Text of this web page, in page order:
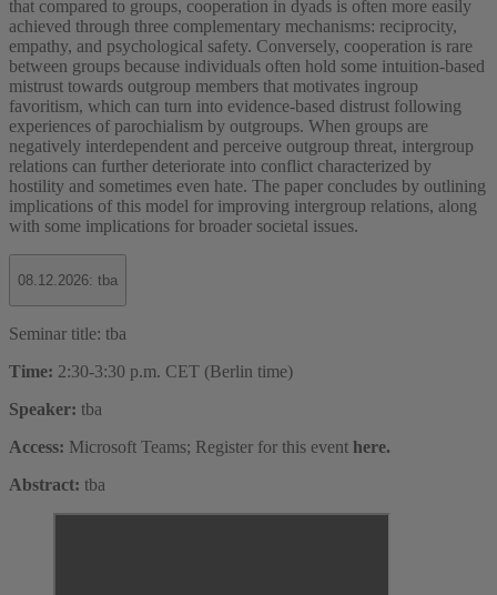
that compared to groups, cooperation in dyads is often more easily
achieved through three complementary mechanisms: reciprocity,
empathy, and psychological safety. Conversely, cooperation is rare
between groups because individuals often hold some intuition-based
mistrust towards outgroup members that motivates ingroup
favoritism, which can turn into evidence-based distrust following
experiences of parochialism by outgroups. When groups are
negatively interdependent and perceive outgroup threat, intergroup
relations can further deteriorate into conflict characterized by
hostility and sometimes even hate. The paper concludes by outlining
implications of this model for improving intergroup relations, along
with some implications for broader societal issues.
08.12.2026: tba
Seminar title: tba
Time: 2:30-3:30 p.m. CET (Berlin time)
Speaker: tba
Access: Microsoft Teams; Register for this event here.
Abstract: tba